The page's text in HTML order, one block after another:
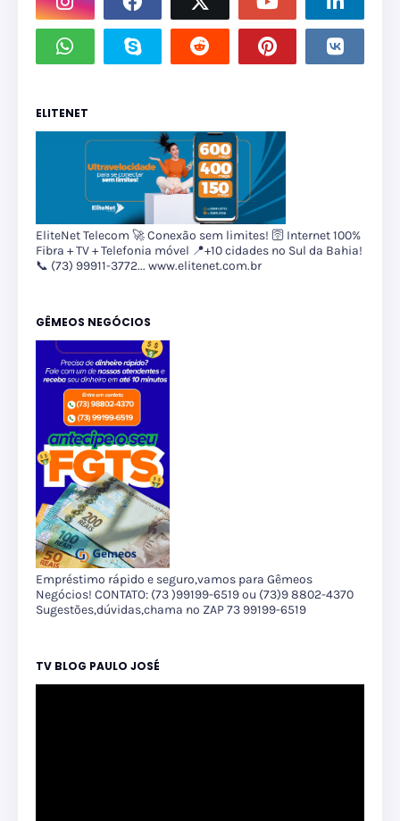
ELITENET
EliteNet Telecom 🚀 Conexão sem limites! 🛜 Internet 100%
Fibra + TV + Telefonia móvel 📍+10 cidades no Sul da Bahia!
📞 (73) 99911-3772... www.elitenet.com.br
GÊMEOS NEGÓCIOS
Empréstimo rápido e seguro,vamos para Gêmeos
Negócios! CONTATO: (73 )99199-6519 ou (73)9 8802-4370
Sugestões,dúvidas,chama no ZAP 73 99199-6519
TV BLOG PAULO JOSÉ